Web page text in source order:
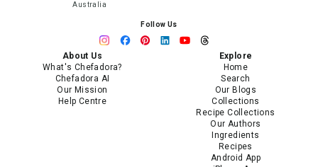
Australia
Follow Us
About Us
What's Chefadora?
Chefadora AI
Our Mission
Help Centre
Explore
Home
Search
Our Blogs
Collections
Recipe Collections
Our Authors
Ingredients
Recipes
Android App